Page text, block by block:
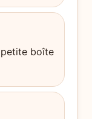
petite boîte